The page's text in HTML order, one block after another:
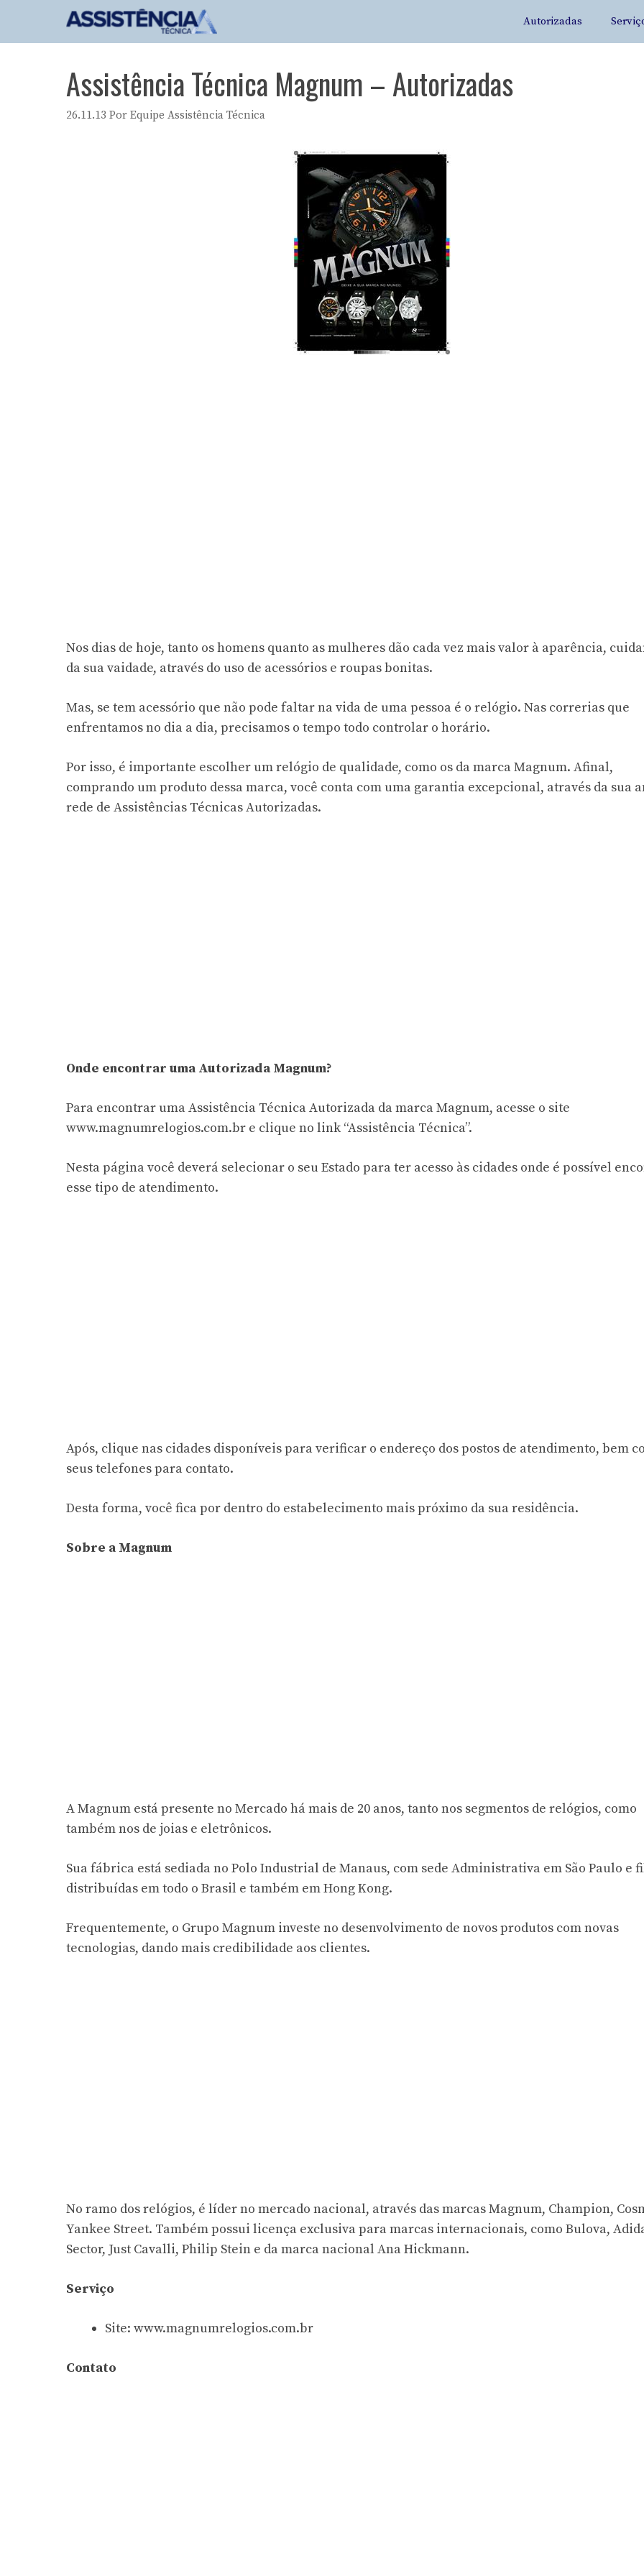
Autorizadas
Assistência Técnica Magnum – Autorizadas
26.11.13 Por Equipe Assistência Técnica
Nos dias de hoje, tanto os homens quanto as mulheres dão cada vez mais valor à aparência,
da sua vaidade, através do uso de acessórios e roupas bonitas.
Mas, se tem acessório que não pode faltar na vida de uma pessoa é o relógio. Nas correrias que
enfrentamos no dia a dia, precisamos o tempo todo controlar o horário.
Por isso, é importante escolher um relógio de qualidade, como os da marca Magnum. Afinal,
comprando um produto dessa marca, você conta com uma garantia excepcional, através da sua
rede de Assistências Técnicas Autorizadas.
Onde encontrar uma Autorizada Magnum?
Para encontrar uma Assistência Técnica Autorizada da marca Magnum, acesse o site
www.magnumrelogios.com.br e clique no link “Assistência Técnica”.
Nesta página você deverá selecionar o seu Estado para ter acesso às cidades onde é possível
esse tipo de atendimento.
Após, clique nas cidades disponíveis para verificar o endereço dos postos de atendimento, bem
seus telefones para contato.
Desta forma, você fica por dentro do estabelecimento mais próximo da sua residência.
Sobre a Magnum
A Magnum está presente no Mercado há mais de 20 anos, tanto nos segmentos de relógios, como
também nos de joias e eletrônicos.
Sua fábrica está sediada no Polo Industrial de Manaus, com sede Administrativa em São Paulo e
distribuídas em todo o Brasil e também em Hong Kong.
Frequentemente, o Grupo Magnum investe no desenvolvimento de novos produtos com novas
tecnologias, dando mais credibilidade aos clientes.
No ramo dos relógios, é líder no mercado nacional, através das marcas Magnum, Champion,
Yankee Street. Também possui licença exclusiva para marcas internacionais, como Bulova,
Sector, Just Cavalli, Philip Stein e da marca nacional Ana Hickmann.
Serviço
Site: www.magnumrelogios.com.br
Contato